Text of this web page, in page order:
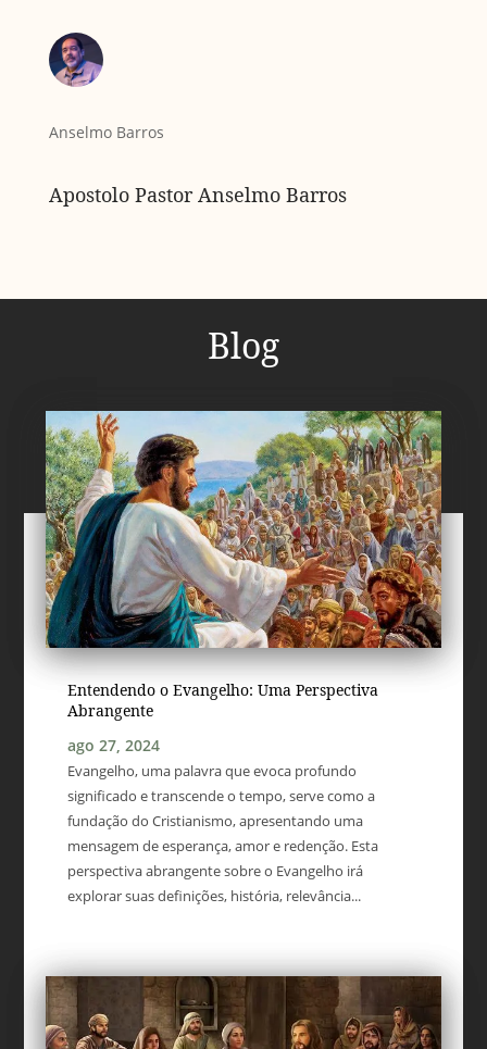
Anselmo Barros
Apostolo Pastor Anselmo Barros
Blog
Entendendo o Evangelho: Uma Perspectiva
Abrangente
ago 27, 2024
Evangelho, uma palavra que evoca profundo
significado e transcende o tempo, serve como a
fundação do Cristianismo, apresentando uma
mensagem de esperança, amor e redenção. Esta
perspectiva abrangente sobre o Evangelho irá
explorar suas definições, história, relevância...